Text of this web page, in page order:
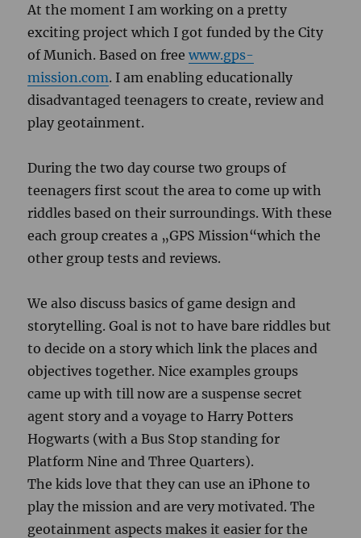
At the moment I am working on a pretty
exciting project which I got funded by the City
of Munich. Based on freewww.gps-
mission.com. I am enabling educationally
disadvantaged teenagers to create, review and
play geotainment.
During the two day course two groups of
teenagers first scout the area to come up with
riddles based on their surroundings. With these
each group creates a „GPS Mission“which the
other group tests and reviews.
We also discuss basics of game design and
storytelling. Goal is not to have bare riddles but
to decide on a story which link the places and
objectives together. Nice examples groups
came up with till now are a suspense secret
agent story and a voyage to Harry Potters
Hogwarts (with a Bus Stop standing for
Platform Nine and Three Quarters).
The kids love that they can use an iPhone to
play the mission and are very motivated. The
geotainment aspects makes it easier for the